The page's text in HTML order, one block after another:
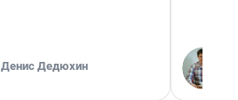
Денис Дедюхин